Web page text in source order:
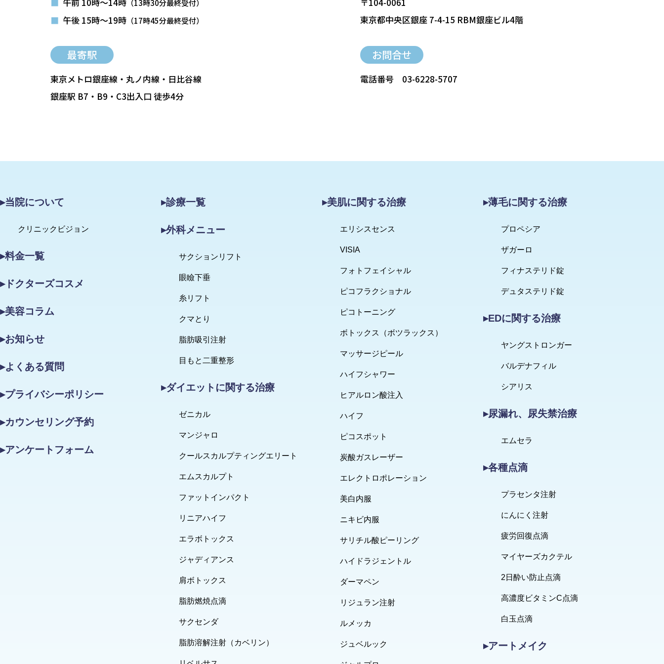
（13時30分最終受付）
■ 午後 15時～19時 （17時45分最終受付）
東京都中央区銀座 7-4-15 RBM銀座ビル4階
最寄駅
東京メトロ銀座線・丸ノ内線・日比谷線
銀座駅 B7・B9・C3出入口 徒歩4分
お問合せ
電話番号 03-6228-5707
▸当院について
クリニックビジョン
▸料金一覧
▸ドクターズコスメ
▸美容コラム
▸お知らせ
▸よくある質問
▸プライバシーポリシー
▸カウンセリング予約
▸アンケートフォーム
▸診療一覧
▸外科メニュー
サクションリフト
眼瞼下垂
糸リフト
クマとり
脂肪吸引注射
目もと二重整形
▸ダイエットに関する治療
ゼニカル
マンジャロ
クールスカルプティングエリート
エムスカルプト
ファットインパクト
リニアハイフ
エラボトックス
ジャディアンス
肩ボトックス
脂肪燃焼点滴
サクセンダ
脂肪溶解注射（カベリン）
▸美肌に関する治療
エリシスセンス
VISIA
フォトフェイシャル
ピコフラクショナル
ピコトーニング
ボトックス（ボツラックス）
マッサージピール
ハイフシャワー
ヒアルロン酸注入
ハイフ
ピコスポット
炭酸ガスレーザー
エレクトロポレーション
美白内服
ニキビ内服
サリチル酸ピーリング
ハイドラジェントル
ダーマペン
リジュラン注射
ルメッカ
ジュベルック
▸薄毛に関する治療
プロペシア
ザガーロ
フィナステリド錠
デュタステリド錠
▸EDに関する治療
ヤングストロンガー
バルデナフィル
シアリス
▸尿漏れ、尿失禁治療
エムセラ
▸各種点滴
プラセンタ注射
にんにく注射
疲労回復点滴
マイヤーズカクテル
2日酔い防止点滴
高濃度ビタミンC点滴
白玉点滴
▸アートメイク